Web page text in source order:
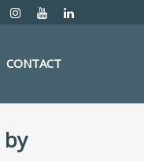
CONTACT
by